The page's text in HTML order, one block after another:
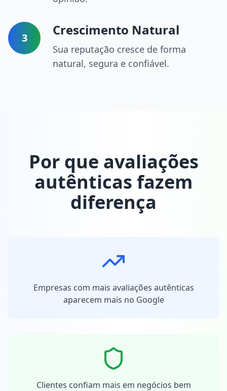
3 Crescimento Natural
Sua reputação cresce de forma
natural, segura e confiável.
Por que avaliações
autênticas fazem
diferença
Empresas com mais avaliações autênticas
aparecem mais no Google
Clientes confiam mais em negócios bem